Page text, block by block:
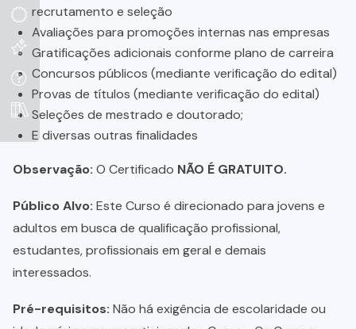
recrutamento e seleção
Avaliações para promoções internas nas empresas
Gratificações adicionais conforme plano de carreira
Concursos públicos (mediante verificação do edital)
Provas de títulos (mediante verificação do edital)
Seleções de mestrado e doutorado;
E diversas outras finalidades
Observação: O Certificado NÃO É GRATUITO.
Público Alvo: Este Curso é direcionado para jovens e
adultos em busca de qualificação profissional,
estudantes, profissionais em geral e demais
interessados.
Pré-requisitos: Não há exigência de escolaridade ou